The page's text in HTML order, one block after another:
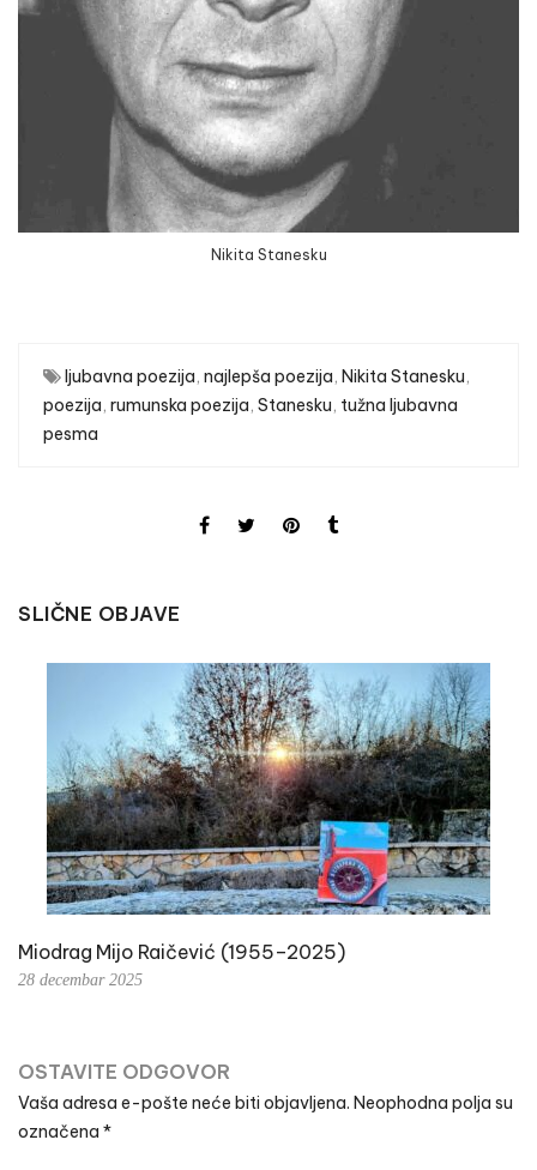
Nikita Stanesku
ljubavna poezija, najlepša poezija, Nikita Stanesku,
poezija, rumunska poezija, Stanesku, tužna ljubavna
pesma
SLIČNE OBJAVE
Miodrag Mijo Raičević (1955–2025)
28 decembar 2025
OSTAVITE ODGOVOR
Vaša adresa e-pošte neće biti objavljena. Neophodna polja su
označena *